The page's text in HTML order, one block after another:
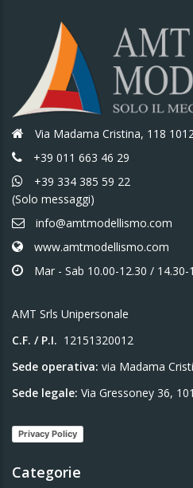
Via Madama Cristina, 118
+39 011 663 46 29
+39 334 385 59 22
(Solo messaggi)
info@amtmodellismo.com
www.amtmodellismo.com
Mar - Sab 10.00-12.30 / 14.30-
AMT Srls Unipersonale
C.F. / P.I. 12151320012
Sede operativa: via Madama
Sede legale: Via Gressoney 36,
Privacy Policy
Categorie